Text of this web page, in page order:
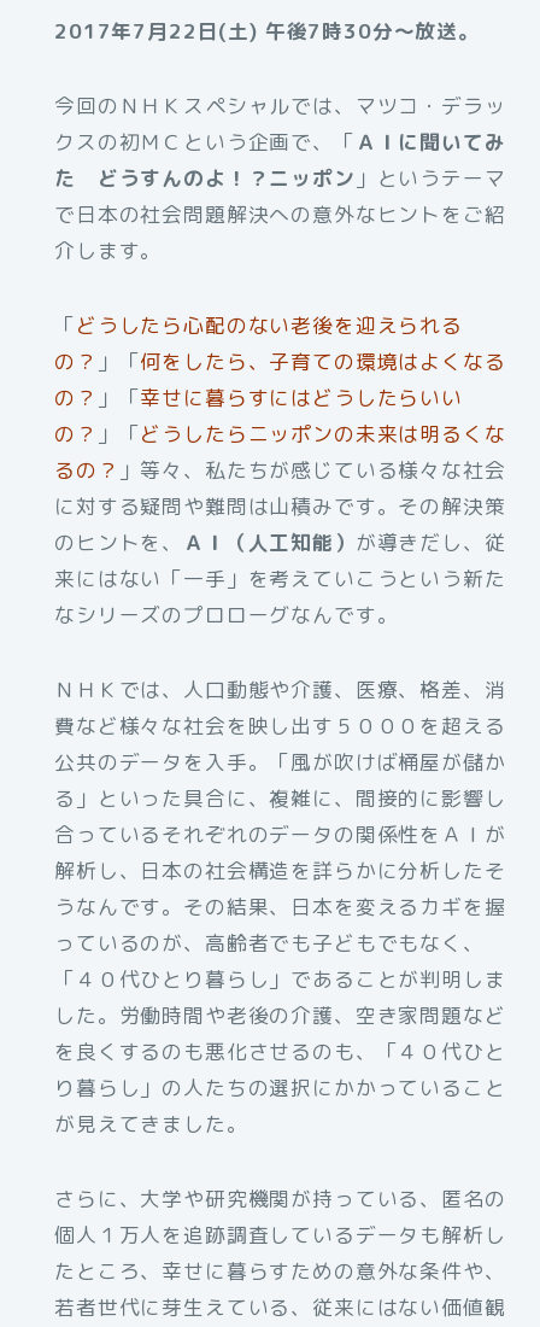
2017年7月22日(土) 午後7時30分～放送。
今回のＮＨＫスペシャルでは、マツコ・デラッ
クスの初ＭＣという企画で、「 ＡＩに聞いてみ
た どうすんのよ！？ニッポン 」というテーマ
で日本の社会問題解決への意外なヒントをご紹
介します。
「どうしたら心配のない老後を迎えられる
の？ 」「何をしたら、子育ての環境はよくなる
の？ 」「幸せに暮らすにはどうしたらいい
の？ 」「どうしたらニッポンの未来は明るくな
るの？ 」等々、私たちが感じている様々な社会
に対する疑問や難問は山積みです。その解決策
のヒントを、
ＡＩ（人工知能） が導きだし、従
来にはない「一手」を考えていこうという新た
なシリーズのプロローグなんです。
ＮＨＫでは、人口動態や介護、医療、格差、消
費など様々な社会を映し出す５０００を超える
公共のデータを入手。「風が吹けば桶屋が儲か
る」といった具合に、複雑に、間接的に影響し
合っているそれぞれのデータの関係性をＡＩが
解析し、日本の社会構造を詳らかに分析したそ
うなんです。その結果、日本を変えるカギを握
っているのが、高齢者でも子どもでもなく、
「４０代ひとり暮らし」であることが判明しま
した。労働時間や老後の介護、空き家問題など
を良くするのも悪化させるのも、「４０代ひと
り暮らし」の人たちの選択にかかっていること
が見えてきました。
さらに、大学や研究機関が持っている、匿名の
個人１万人を追跡調査しているデータも解析し
たところ、幸せに暮らすための意外な条件や、
若者世代に芽生えている、従来にはない価値観